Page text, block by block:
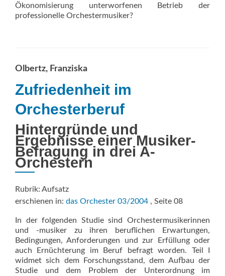
Ökonomisierung unterworfenen Betrieb der
professionelle Orchestermusiker?
Olbertz, Franziska
Zufriedenheit im
Orchesterberuf
Hintergründe und
Ergebnisse einer Musiker-
Befragung in drei A-
Orchestern
Rubrik: Aufsatz
erschienen in: das Orchester 03/2004 , Seite 08
In der folgenden Studie sind Orchestermusikerinnen
und -musiker zu ihren beruflichen Erwartungen,
Bedingungen, Anforderungen und zur Erfüllung oder
auch Ernüchterung im Beruf befragt worden. Teil I
widmet sich dem Forschungsstand, dem Aufbau der
Studie und dem Problem der Unterordnung im